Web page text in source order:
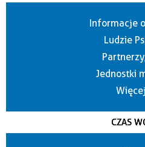
Informacje
Ludzie
Jednostki
CZAS